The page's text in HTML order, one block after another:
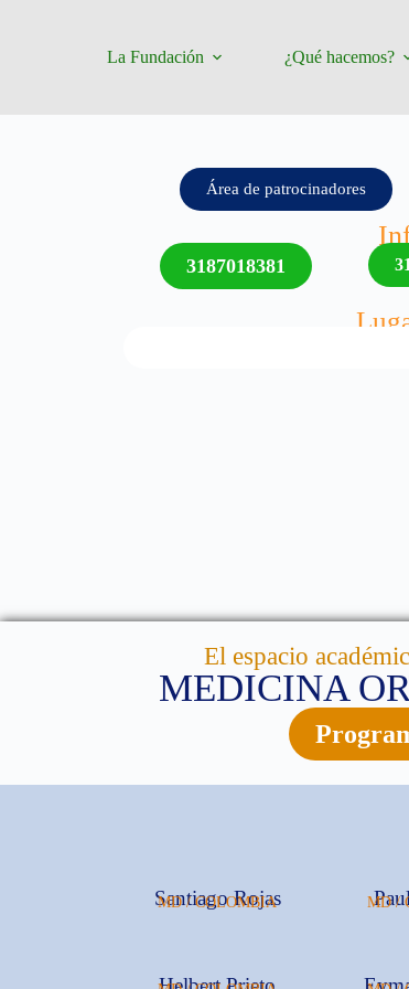
La Fundación ¿Qué hacemos?
Área de patrocinadores
3187018381
El espacio
MEDICINA
Santiago Rojas
MD / COLOMBIA MD /